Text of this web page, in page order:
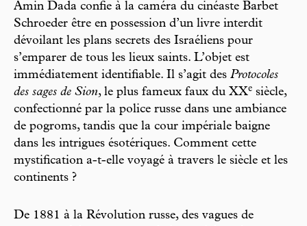
Amin Dada confie à la caméra du cinéaste Barbet
Schroeder être en possession d’un livre interdit
dévoilant les plans secrets des Israéliens pour
s’emparer de tous les lieux saints. L’objet est
immédiatement identifiable. Il s’agit des Protocoles
des sages de Sion, le plus fameux faux du XXe siècle,
confectionné par la police russe dans une ambiance
de pogroms, tandis que la cour impériale baigne
dans les intrigues ésotériques. Comment cette
mystification a-t-elle voyagé à travers le siècle et les
continents ?
De 1881 à la Révolution russe, des vagues de